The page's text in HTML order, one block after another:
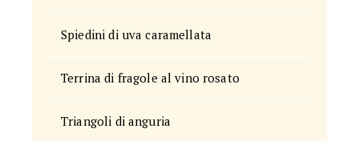
Spiedini di uva caramellata
Terrina di fragole al vino rosato
Triangoli di anguria